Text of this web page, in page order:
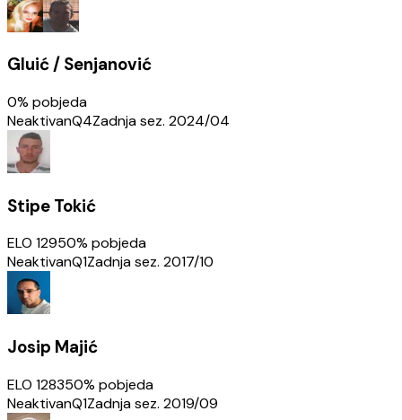
Gluić / Senjanović
0% pobjeda
NeaktivanQ4Zadnja sez. 2024/04
Stipe Tokić
ELO 12950% pobjeda
NeaktivanQ1Zadnja sez. 2017/10
Josip Majić
ELO 128350% pobjeda
NeaktivanQ1Zadnja sez. 2019/09